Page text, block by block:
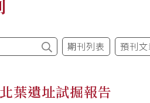
期刊列表 預刊文
葉遺址試掘報告